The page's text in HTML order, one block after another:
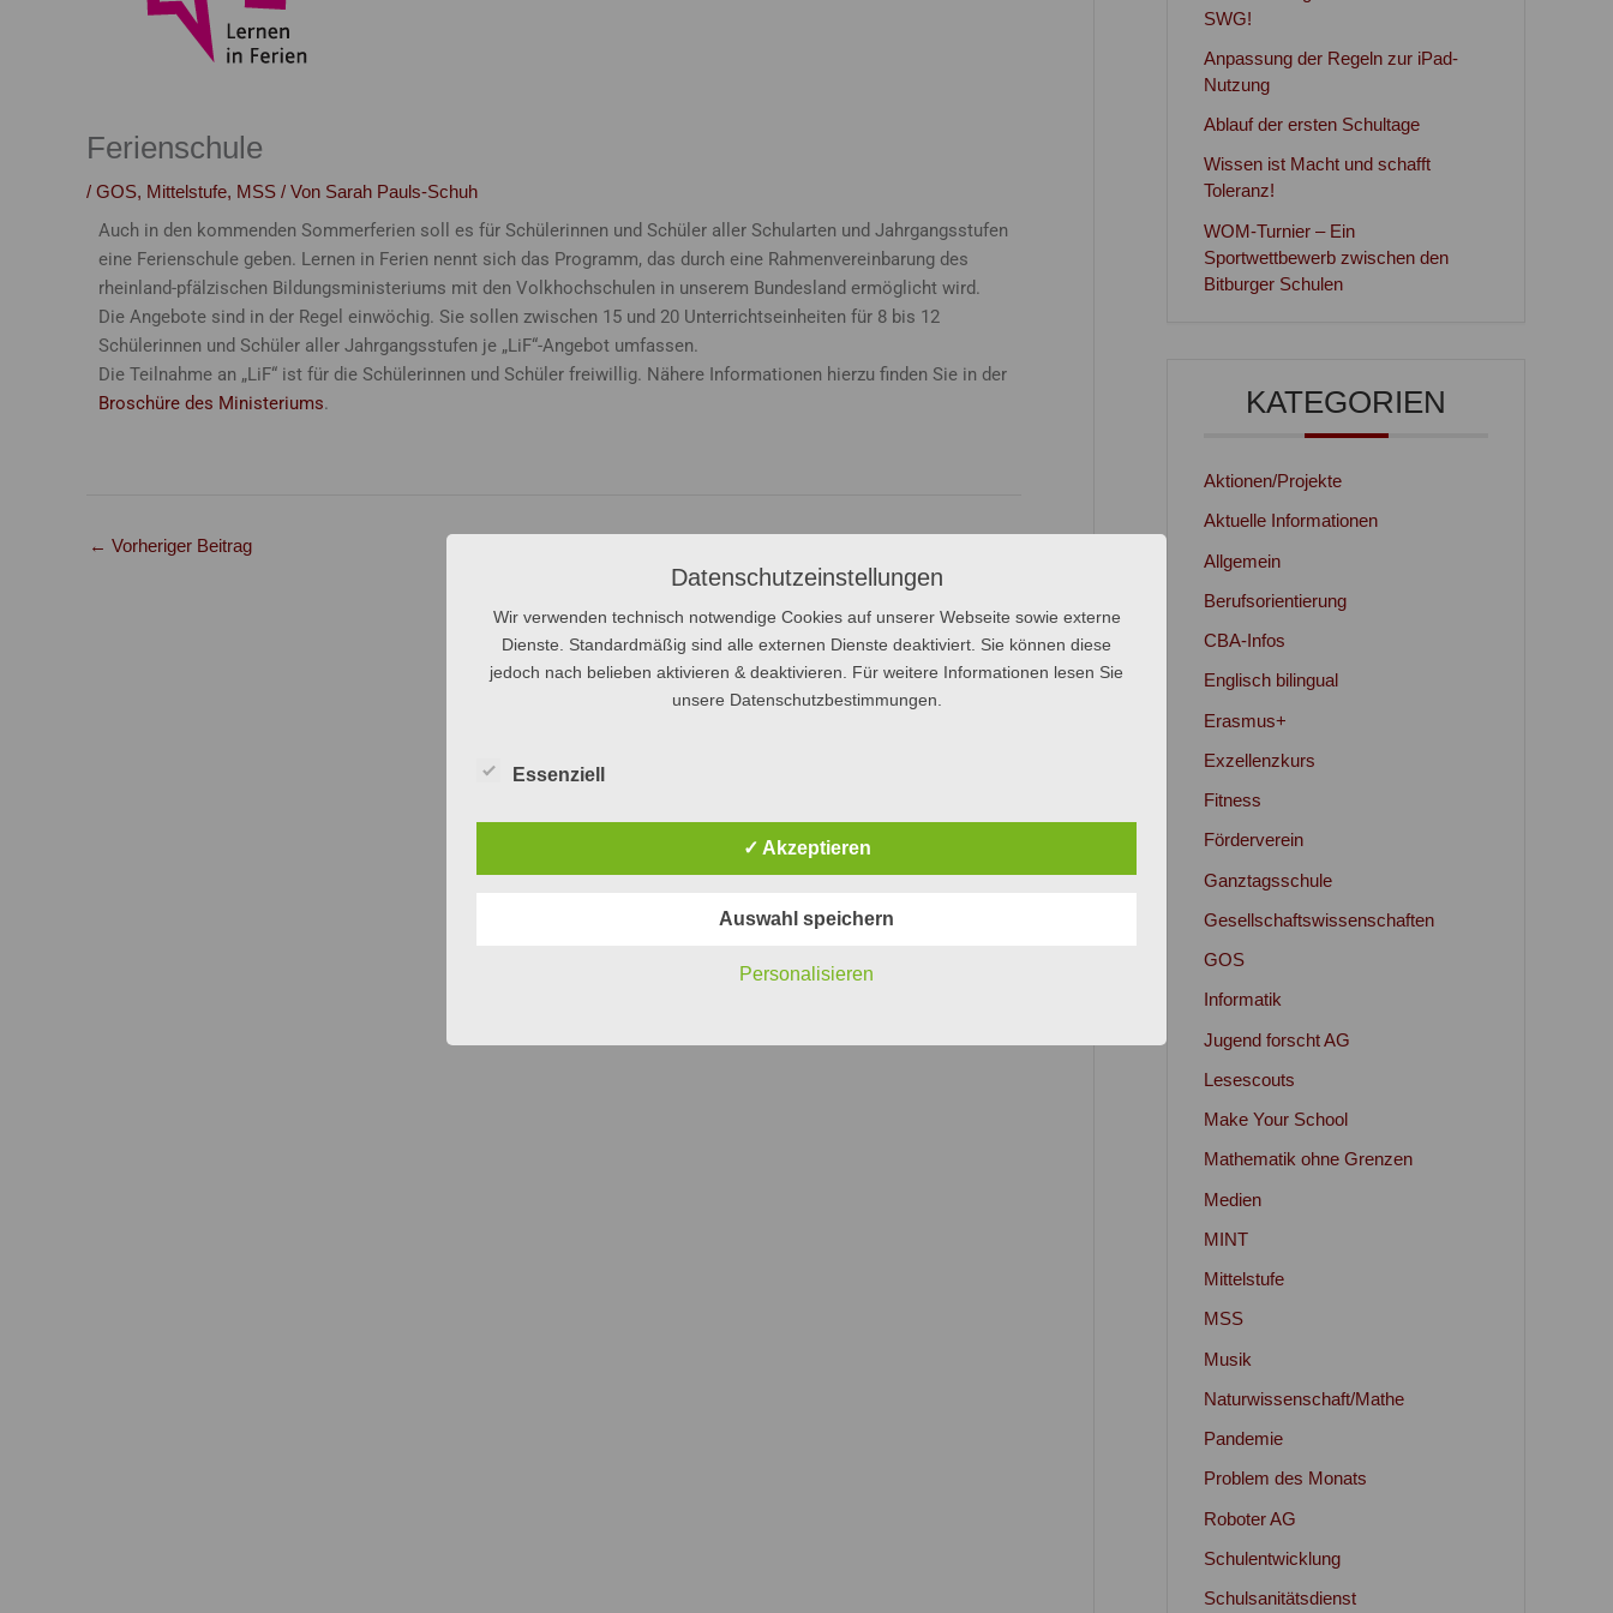
Ferienschule
/ GOS, Mittelstufe, MSS / Von Sarah Pauls-Schuh
Auch in den kommenden Sommerferien soll es für Schülerinnen und Schüler aller Schularten und Jahrgangsstufen
eine Ferienschule geben. Lernen in Ferien nennt sich das Programm, das durch eine Rahmenvereinbarung des
rheinland-pfälzischen Bildungsministeriums mit den Volkhochschulen in unserem Bundesland ermöglicht wird.
Die Angebote sind in der Regel einwöchig. Sie sollen zwischen 15 und 20 Unterrichtseinheiten für 8 bis 12
Schülerinnen und Schüler aller Jahrgangsstufen je „LiF“-Angebot umfassen.
Die Teilnahme an „LiF“ ist für die Schülerinnen und Schüler freiwillig. Nähere Informationen hierzu finden Sie in der
Broschüre des Ministeriums.
← Vorheriger Beitrag
SWG!
Anpassung der Regeln zur iPad-
Nutzung
Ablauf der ersten Schultage
Wissen ist Macht und schafft
Toleranz!
WOM-Turnier – Ein
Sportwettbewerb zwischen den
Bitburger Schulen
KATEGORIEN
Aktionen/Projekte
Aktuelle Informationen
Allgemein
Berufsorientierung
CBA-Infos
Englisch bilingual
Erasmus+
Exzellenzkurs
Fitness
Förderverein
Ganztagsschule
Gesellschaftswissenschaften
GOS
Informatik
Jugend forscht AG
Lesescouts
Make Your School
Mathematik ohne Grenzen
Medien
MINT
Mittelstufe
MSS
Musik
Naturwissenschaft/Mathe
Pandemie
Problem des Monats
Roboter AG
Schulentwicklung
Schulsanitätsdienst
Datenschutzeinstellungen
Wir verwenden technisch notwendige Cookies auf unserer Webseite sowie externe
Dienste. Standardmäßig sind alle externen Dienste deaktiviert. Sie können diese
jedoch nach belieben aktivieren & deaktivieren. Für weitere Informationen lesen Sie
unsere Datenschutzbestimmungen.
Essenziell
✓ Akzeptieren
Auswahl speichern
Personalisieren